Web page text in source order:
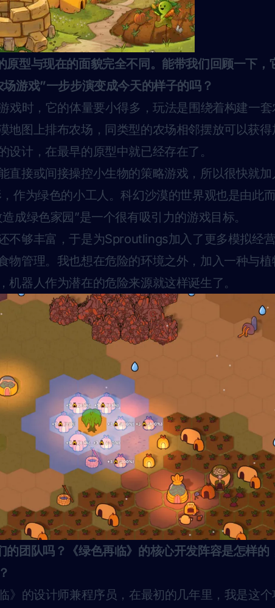
原型与现在的面貌完全不同。能带我们回顾一下，
游戏”一步步演变成今天的样子的吗？
戏时，它的体量要小得多，玩法是围绕着构建一套
图上排布农场，同类型的农场相邻摆放可以获得
设计，在最早的原型中就已经存在了。
直接或间接操控小生物的策略游戏，所以很快就加
作为绿色的小工人。科幻沙漠的世界观也是由
成绿色家园”是一个很有吸引力的游戏目标。
不够丰富，于是为Sproutlings加入了更多模拟经
物管理。我也想在危险的环境之外，加入一种与
机器人作为潜在的危险来源就这样诞生了。
的团队吗？《绿色再临》的核心开发阵容是怎样的
》的设计师兼程序员，在最初的几年里，我是这